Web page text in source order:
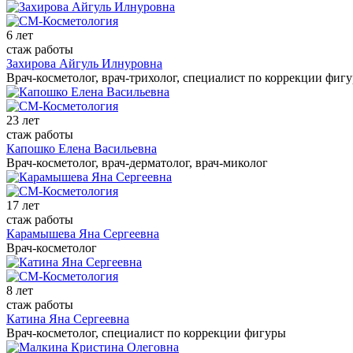
6 лет
стаж работы
Захирова Айгуль Илнуровна
Врач-косметолог, врач-трихолог, специалист по коррекции
23 лет
стаж работы
Капошко Елена Васильевна
Врач-косметолог, врач-дерматолог, врач-миколог
17 лет
стаж работы
Карамышева Яна Сергеевна
Врач-косметолог
8 лет
стаж работы
Катина Яна Сергеевна
Врач-косметолог, специалист по коррекции фигуры